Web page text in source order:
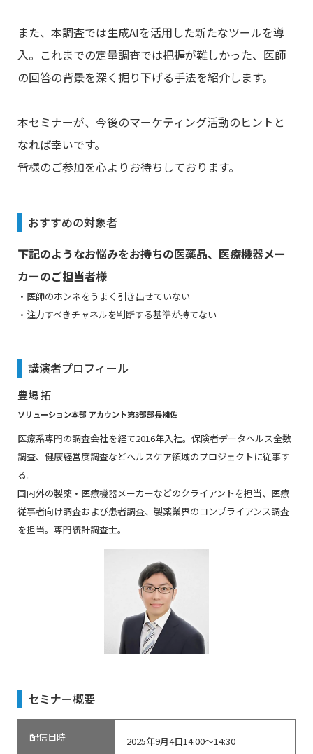
また、本調査では生成AIを活用した新たなツールを導
入。これまでの定量調査では把握が難しかった、医師
の回答の背景を深く掘り下げる手法を紹介します。
本セミナーが、今後のマーケティング活動のヒントと
なれば幸いです。
皆様のご参加を心よりお待ちしております。
おすすめの対象者
下記のようなお悩みをお持ちの医薬品、医療機器メー
カーのご担当者様
・医師のホンネをうまく引き出せていない
・注力すべきチャネルを判断する基準が持てない
講演者プロフィール
豊場 拓
ソリューション本部 アカウント第3部部長補佐
医療系専門の調査会社を経て2016年入社。保険者データヘルス全数
調査、健康経営度調査などヘルスケア領域のプロジェクトに従事す
る。
国内外の製薬・医療機器メーカーなどのクライアントを担当、医療
従事者向け調査および患者調査、製薬業界のコンプライアンス調査
を担当。専門統計調査士。
セミナー概要
配信日時 2025年9月4日14:00～14:30